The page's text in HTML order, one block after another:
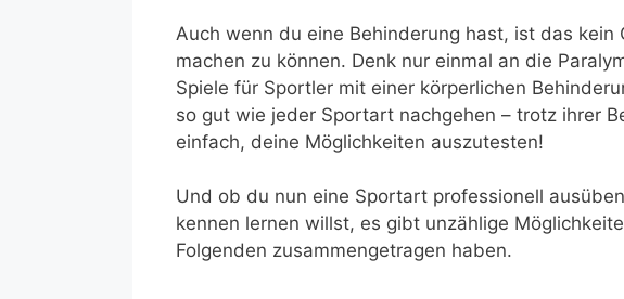
Auch wenn du eine Behinderung hast, ist das kein
machen zu können. Denk nur einmal an die
Spiele für Sportler mit einer körperlichen
so gut wie jeder Sportart nachgehen – trotz ihrer
einfach, deine Möglichkeiten auszutesten!
Und ob du nun eine Sportart professionell
kennen lernen willst, es gibt unzählige
Folgenden zusammengetragen haben.